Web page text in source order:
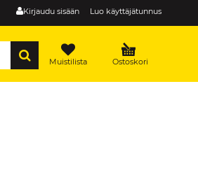
Kirjaudu sisään Luo käyttäjätunnus
Ostoskori
Muistilista